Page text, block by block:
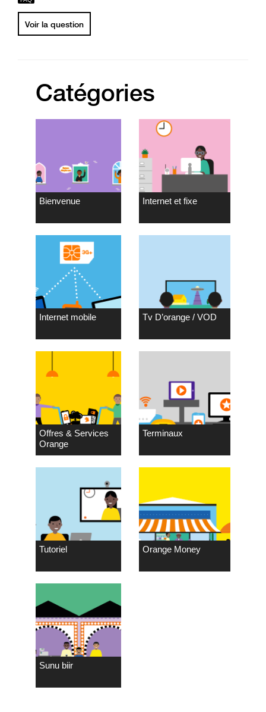
Voir la question
Catégories
Bienvenue Internet et fixe
Internet mobile Tv D’orange / VOD
Offres & Services
Orange
Terminaux
Tutoriel Orange Money
Sunu biir